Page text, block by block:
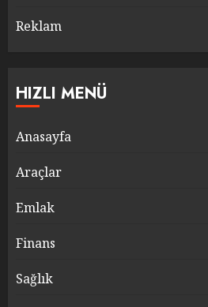
Reklam
HIZLI MENÜ
Anasayfa
Araçlar
Emlak
Finans
Sağlık